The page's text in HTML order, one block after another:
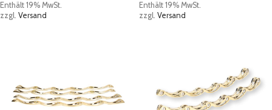
Enthält 19% MwSt.
zzgl. Versand
Enthält 19% MwSt.
zzgl. Versand